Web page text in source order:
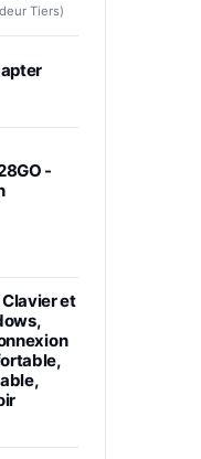
Tiers)
-
et